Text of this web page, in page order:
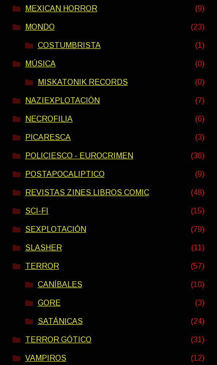
MEXICAN HORROR (9)
MONDO (23)
COSTUMBRISTA (1)
MÚSICA (0)
MISKATONIK RECORDS (0)
NAZIEXPLOTACIÓN (7)
NECROFILIA (6)
PICARESCA (3)
POLICIESCO - EUROCRIMEN (36)
POSTAPOCALIPTICO (9)
REVISTAS ZINES LIBROS COMIC (48)
SCI-FI (15)
SEXPLOTACIÓN (79)
SLASHER (11)
TERROR (57)
CANÍBALES (10)
GORE (3)
SATÁNICAS (24)
TERROR GÓTICO (31)
VAMPIROS (12)